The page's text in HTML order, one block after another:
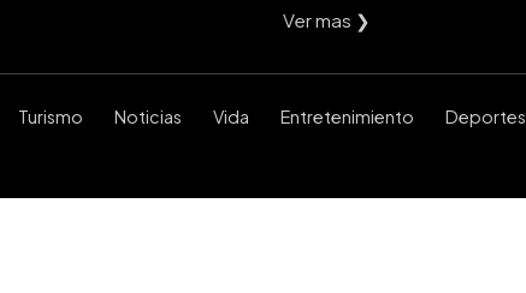
Ver mas ❯
Turismo Noticias Vida Entretenimiento Deportes